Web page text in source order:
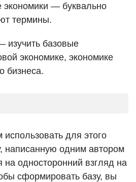
экономики — буквально
термины.
изучить базовые
экономике, экономике
бизнеса.
для этого
написанную одним автором
на односторонний взгляд на
сформировать базу, вы